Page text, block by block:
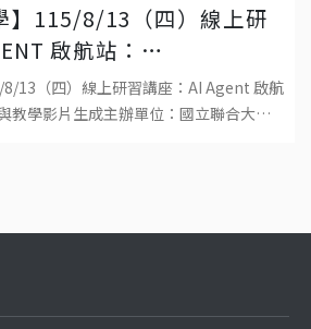
】115/8/13（四）線上研
啟航站：
入門與教學影片生成
8/13（四）線上研習講座：AI Agent 啟航
學影片生成主辦單位：國立聯合大學